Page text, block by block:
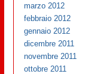
marzo 2012
febbraio 2012
gennaio 2012
dicembre 2011
novembre 2011
ottobre 2011